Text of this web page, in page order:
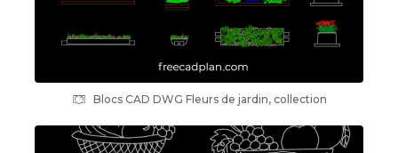
Blocs CAD DWG Fleurs de jardin, collection